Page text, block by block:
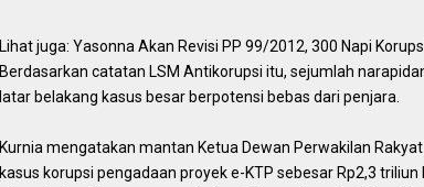
Lihat juga: Yasonna Akan Revisi PP 99/2012, 300 Napi
Berdasarkan catatan LSM Antikorupsi itu, sejumlah
latar belakang kasus besar berpotensi bebas dari penjara.
Kurnia mengatakan mantan Ketua Dewan Perwakilan
kasus korupsi pengadaan proyek e-KTP sebesar Rp2,3